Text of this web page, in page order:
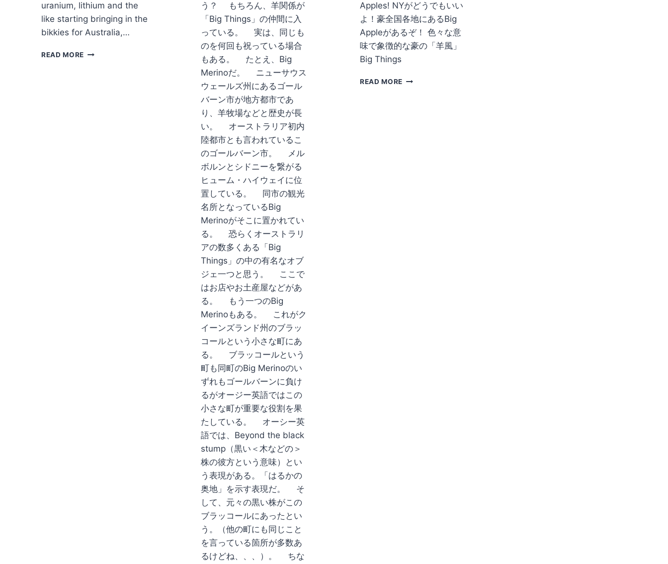
uranium, lithium and the
like starting bringing in the
bikkies for Australia,…
READ MORE GOT
う？ もちろん、羊関係が
「Big Things」の仲間に入
っている。 実は、同じも
のを何回も祝っている場合
もある。 たとえ、Big
Merinoだ。 ニューサウス
ウェールズ州にあるゴール
バーン市が地方都市であ
り、羊牧場などと歴史が長
い。 オーストラリア初内
陸都市とも言われているこ
のゴールバーン市。 メル
ボルンとシドニーを繋がる
ヒューム・ハイウェイに位
置している。 同市の観光
名所となっているBig
Merinoがそこに置かれてい
る。 恐らくオーストラリ
アの数多くある「Big
Things」の中の有名なオブ
ジェ一つと思う。 ここで
はお店やお土産屋などがあ
る。 もう一つのBig
Merinoもある。 これがク
イーンズランド州のブラッ
コールという小さな町にあ
る。 ブラッコールという
町も同町のBig Merinoのい
ずれもゴールバーンに負け
るがオージー英語ではこの
小さな町が重要な役割を果
たしている。 オーシー英
語では、Beyond the black
stump（黒い＜木などの＞
株の彼方という意味）とい
う表現がある。「はるかの
奥地」を示す表現だ。 そ
して、元々の黒い株がこの
ブラッコールにあったとい
う。（他の町にも同じこと
を言っている箇所が多数あ
るけどね、、、）。 ちな
Apples! NYがどうでもいい
よ！豪全国各地にあるBig
Appleがあるぞ！ 色々な意
味で象徴的な豪の「羊風」
Big Things
READ MORE BIG